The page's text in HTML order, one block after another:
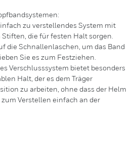
zu verstellendes System mit
die für festen Halt sorgen.
die Schnallenlaschen, um das Band
Sie es zum Festziehen.
Verschlusssystem bietet besonders
Halt, der es dem Träger
zu arbeiten, ohne dass der Helm
Verstellen einfach an der